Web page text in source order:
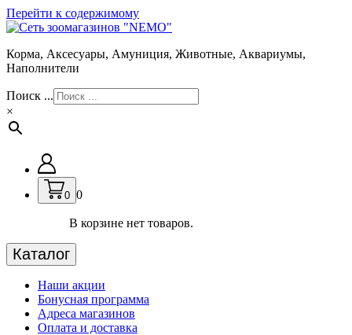
Перейти к содержимому
Корма, Аксесуары, Амуниция, Животные, Аквариумы,
Наполнители
Поиск ...
×
0 0
В корзине нет товаров.
Каталог
Наши акции
Бонусная программа
Адреса магазинов
Оплата и доставка